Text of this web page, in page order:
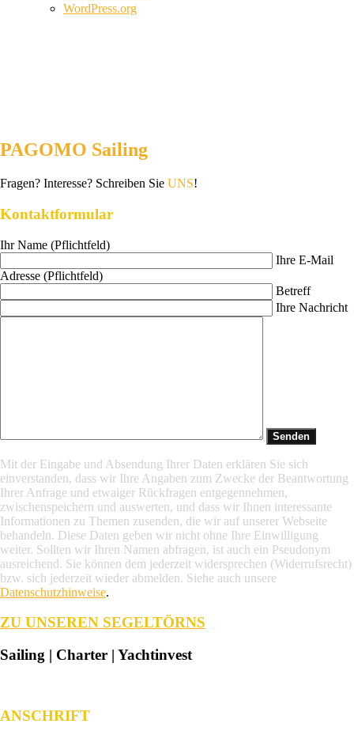
WordPress.org
PAGOMO Sailing
Fragen? Interesse? Schreiben Sie UNS!
Kontaktformular
Ihr Name (Pflichtfeld)
Ihre E-Mail
Adresse (Pflichtfeld)
Betreff
Ihre Nachricht
Mit der Eingabe und Absendung Ihrer Daten erklären Sie sich
einverstanden, dass wir Ihre Angaben zum Zwecke der Beantwortung
Ihrer Anfrage und etwaiger Rückfragen entgegennehmen,
zwischenspeichern und auswerten, und dass wir Ihnen interessante
Informationen zu Themen zusenden, die wir auf unserer Webseite
behandeln. Diese Daten geben wir nicht ohne Ihre Einwilligung
weiter. Sollten wir Ihren Namen abfragen, ist auch ein Pseudonym
ausreichend. Sie können dem jederzeit widersprechen (Widerrufsrecht)
bzw. sich jederzeit wieder abmelden. Siehe auch unsere
Datenschutzhinweise.
ZU UNSEREN SEGELTÖRNS
Sailing | Charter | Yachtinvest
ANSCHRIFT